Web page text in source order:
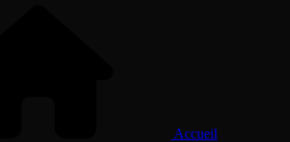
Accueil